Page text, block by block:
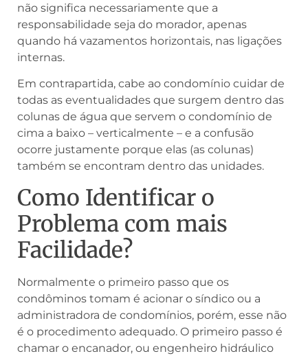
não significa necessariamente que a
responsabilidade seja do morador, apenas
quando há vazamentos horizontais, nas ligações
internas.
Em contrapartida, cabe ao condomínio cuidar de
todas as eventualidades que surgem dentro das
colunas de água que servem o condomínio de
cima a baixo – verticalmente – e a confusão
ocorre justamente porque elas (as colunas)
também se encontram dentro das unidades.
Como Identificar o
Problema com mais
Facilidade?
Normalmente o primeiro passo que os
condôminos tomam é acionar o síndico ou a
administradora de condomínios, porém, esse não
é o procedimento adequado. O primeiro passo é
chamar o encanador, ou engenheiro hidráulico